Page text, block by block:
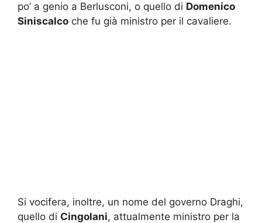
po’ a genio a Berlusconi, o quello di Domenico
Siniscalco che fu già ministro per il cavaliere.
Si vocifera, inoltre, un nome del governo Draghi,
quello di Cingolani, attualmente ministro per la